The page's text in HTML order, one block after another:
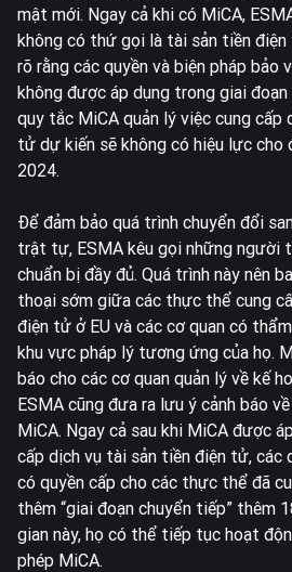
mật mới. Ngay cả khi có MiCA,
không có thứ gọi là tài sản tiền điện
rõ rằng các quyền và biện pháp bảo
không được áp dụng trong giai
quy tắc MiCA quản lý việc cung cấp
tử dự kiến sẽ không có hiệu lực cho
2024.
Để đảm bảo quá trình chuyển đổi
trật tự, ESMA kêu gọi những người
chuẩn bị đầy đủ. Quá trình này nên
thoại sớm giữa các thực thể cung
điện tử ở EU và các cơ quan có
khu vực pháp lý tương ứng của họ.
báo cho các cơ quan quản lý về kế
ESMA cũng đưa ra lưu ý cảnh báo
MiCA. Ngay cả sau khi MiCA được
cấp dịch vụ tài sản tiền điện tử, các
có quyền cấp cho các thực thể đã
thêm “giai đoạn chuyển tiếp” thêm
gian này, họ có thể tiếp tục hoạt
phép MiCA.